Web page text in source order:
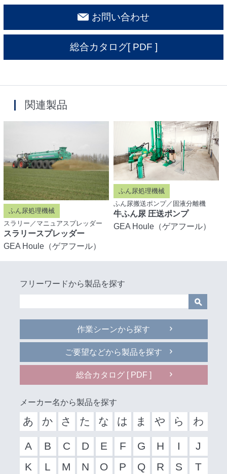
お問い合わせ
総合カタログ[ PDF ]
関連製品
ふん尿処理機械
スラリー／マニュアスプレッダー
スラリースプレッダー
GEA Houle（ゲアフール）
ふん尿処理機械
ふん尿搬送ポンプ／固液分離機
牛ふん尿 圧送ポンプ
GEA Houle（ゲアフール）
フリーワードから製品を探す
作業シーンから探す
ご要望などから製品を探す
総合カタログ [ PDF ]
メーカー名から製品を探す
あ か さ た な は ま や ら わ
A B C D E F G H I
J
K
L M N O P Q R S
T